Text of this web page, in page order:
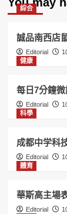
綜合
誠品南西店
Editorial
健康
每日7分鐘
Editorial
科學
成都中学科
Editorial
體育
華斯高主場
Editorial